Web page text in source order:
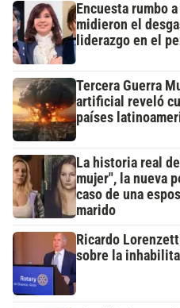
Encuesta rumbo
midieron el
liderazgo en el
Tercera Guerra
artificial reveló
países
La historia real
mujer", la nueva
caso de una
marido
Ricardo
sobre la